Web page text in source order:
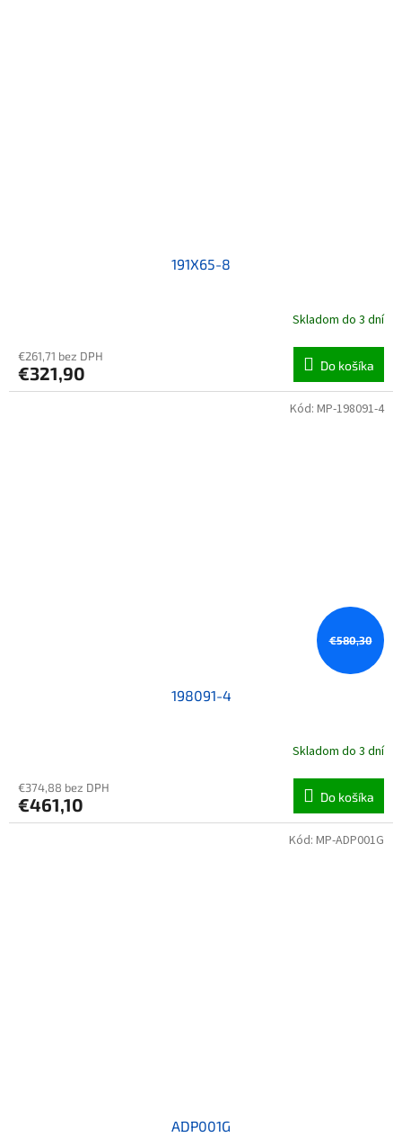
191X65-8
Skladom do 3 dní
€261,71 bez DPH
€321,90 Do košíka
€580,30
198091-4
Skladom do 3 dní
€374,88 bez DPH
€461,10 Do košíka
Kód: MP-198091-4
ADP001G
Kód: MP-ADP001G